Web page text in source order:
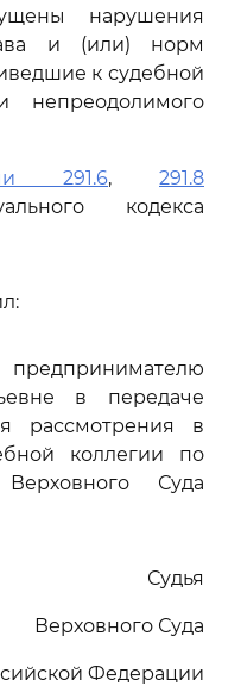
нарушения
и (или) норм
к судебной
непреодолимого
291.6, 291.8
кодекса
предпринимателю
в передаче
рассмотрения в
коллегии по
Суда
Судья
Верховного Суда
Федерации